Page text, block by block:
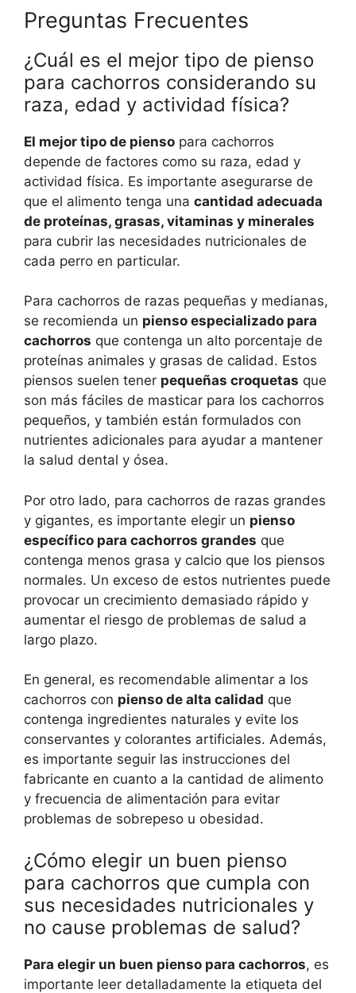
Preguntas Frecuentes
¿Cuál es el mejor tipo de pienso
para cachorros considerando su
raza, edad y actividad física?
El mejor tipo de pienso para cachorros
depende de factores como su raza, edad y
actividad física. Es importante asegurarse de
que el alimento tenga una cantidad adecuada
de proteínas, grasas, vitaminas y minerales
para cubrir las necesidades nutricionales de
cada perro en particular.
Para cachorros de razas pequeñas y medianas,
se recomienda un pienso especializado para
cachorros que contenga un alto porcentaje de
proteínas animales y grasas de calidad. Estos
piensos suelen tener pequeñas croquetas que
son más fáciles de masticar para los cachorros
pequeños, y también están formulados con
nutrientes adicionales para ayudar a mantener
la salud dental y ósea.
Por otro lado, para cachorros de razas grandes
y gigantes, es importante elegir un pienso
específico para cachorros grandes que
contenga menos grasa y calcio que los piensos
normales. Un exceso de estos nutrientes puede
provocar un crecimiento demasiado rápido y
aumentar el riesgo de problemas de salud a
largo plazo.
En general, es recomendable alimentar a los
cachorros con pienso de alta calidad que
contenga ingredientes naturales y evite los
conservantes y colorantes artificiales. Además,
es importante seguir las instrucciones del
fabricante en cuanto a la cantidad de alimento
y frecuencia de alimentación para evitar
problemas de sobrepeso u obesidad.
¿Cómo elegir un buen pienso
para cachorros que cumpla con
sus necesidades nutricionales y
no cause problemas de salud?
Para elegir un buen pienso para cachorros, es
importante leer detalladamente la etiqueta del